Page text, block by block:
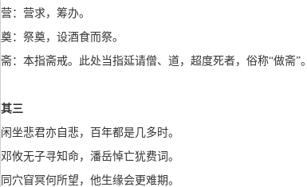
营：营求，筹办。
奠：祭奠，设酒食而祭。
斋：本指斋戒。此处当指延请僧、道，超度死者，俗称“做斋”。
其三
闲坐悲君亦自悲，百年都是几多时。
邓攸无子寻知命，潘岳悼亡犹费词。
同穴窅冥何所望，他生缘会更难期。